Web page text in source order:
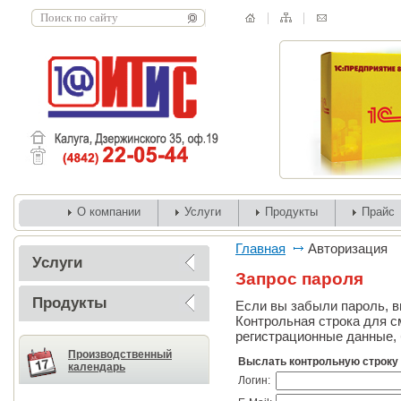
О компании Услуги Продукты Прайс
Услуги
Продукты
Производственный
календарь
Главная Авторизация
Запрос пароля
Если вы забыли пароль,
Контрольная строка для
регистрационные
Выслать контрольную строку
Логин: